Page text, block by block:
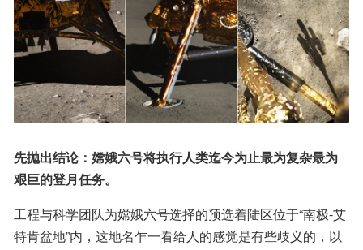
先抛出结论：嫦娥六号将执行人类迄今为止最为复杂最为
艰巨的登月任务。
工程与科学团队为嫦娥六号选择的预选着陆区位于“南极-艾
特肯盆地”内，这地名乍一看给人的感觉是有些歧义的，以